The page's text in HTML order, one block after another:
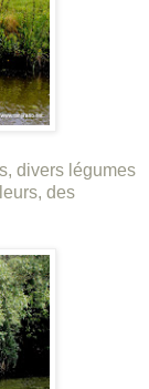
divers légumes
des